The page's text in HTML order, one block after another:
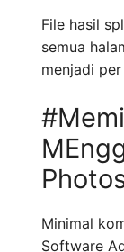
File hasil
semua
menjadi
Minimal
Software